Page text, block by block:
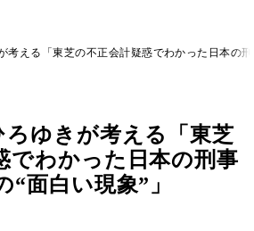
考える「東芝の不正会計疑惑でわかった日本の
ゆきが考える「東芝
でわかった日本の刑事
面白い現象”」